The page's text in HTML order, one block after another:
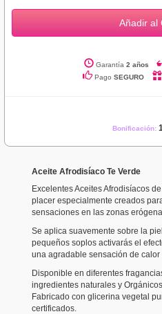
Añadir al
Garantía 2 años
Pago SEGURO
Bonificación:
Aceite Afrodisíaco Te Verde
Excelentes Aceites Afrodisíacos
placer especialmente creados
sensaciones en las zonas
Se aplica suavemente sobre la
pequeños soplos activarás el
una agradable sensación de calor
Disponible en diferentes
ingredientes naturales y
Fabricado con glicerina vegetal
certificados.